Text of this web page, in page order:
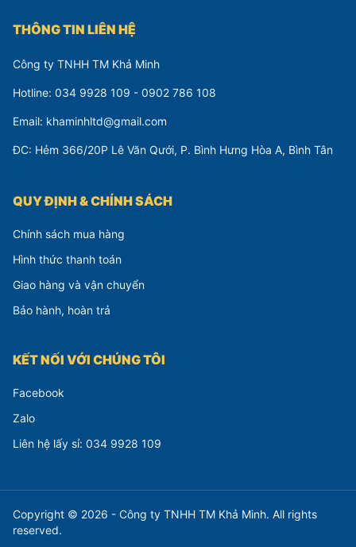
THÔNG TIN LIÊN HỆ
Công ty TNHH TM Khả Minh
Hotline: 034 9928 109 - 0902 786 108
Email: khaminhltd@gmail.com
ĐC: Hẻm 366/20P Lê Văn Qưới, P. Bình Hưng Hòa A, Bình Tân
QUY ĐỊNH & CHÍNH SÁCH
Chính sách mua hàng
Hình thức thanh toán
Giao hàng và vận chuyển
Bảo hành, hoàn trả
KẾT NỐI VỚI CHÚNG TÔI
Facebook
Zalo
Liên hệ lấy sỉ: 034 9928 109
Copyright © 2026 - Công ty TNHH TM Khả Minh. All rights
reserved.